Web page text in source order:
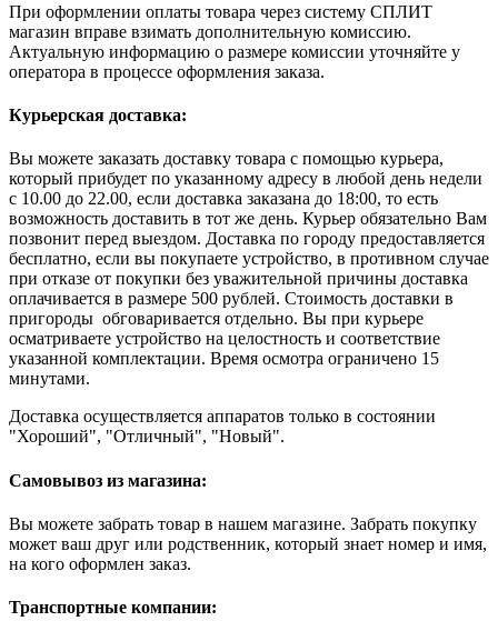
При оформлении оплаты товара через систему СПЛИТ
магазин вправе взимать дополнительную комиссию.
Актуальную информацию о размере комиссии уточняйте у
оператора в процессе оформления заказа.
Курьерская доставка:
Вы можете заказать доставку товара с помощью курьера,
который прибудет по указанному адресу в любой день недели
с 10.00 до 22.00, если доставка заказана до 18:00, то есть
возможность доставить в тот же день. Курьер обязательно Вам
позвонит перед выездом. Доставка по городу предоставляется
бесплатно, если вы покупаете устройство, в противном случае
при отказе от покупки без уважительной причины доставка
оплачивается в размере 500 рублей. Стоимость доставки в
пригороды обговаривается отдельно. Вы при курьере
осматриваете устройство на целостность и соответствие
указанной комплектации. Время осмотра ограничено 15
минутами.
Доставка осуществляется аппаратов только в состоянии
"Хороший", "Отличный", "Новый".
Самовывоз из магазина:
Вы можете забрать товар в нашем магазине. Забрать покупку
может ваш друг или родственник, который знает номер и имя,
на кого оформлен заказ.
Транспортные компании: